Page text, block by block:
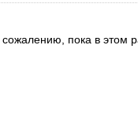
сожалению, пока в этом